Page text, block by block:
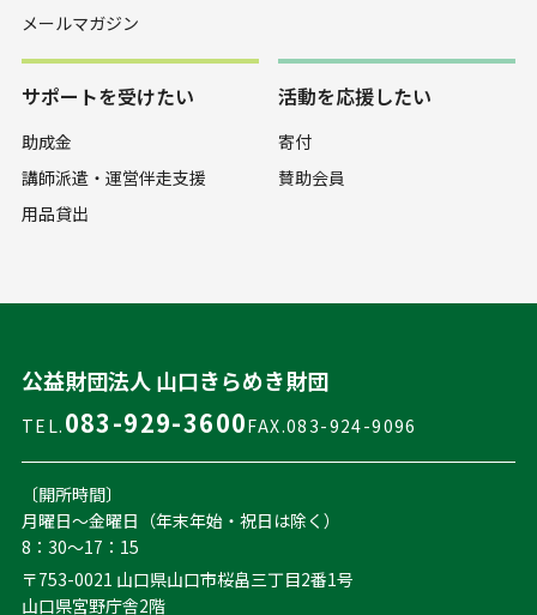
メールマガジン
サポートを受けたい
助成金
講師派遣・運営伴走支援
用品貸出
活動を応援したい
寄付
賛助会員
公益財団法人 山口きらめき財団
TEL. 083-929-3600FAX.083-924-9096
〔開所時間〕
月曜日～金曜日（年末年始・祝日は除く）
8：30～17：15
〒753-0021 山口県山口市桜畠三丁目2番1号
山口県宮野庁舎2階